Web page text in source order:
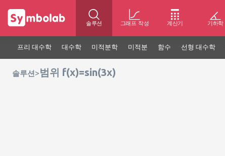
솔루션 그래프 작성 계산기 기하학
프리 대수학 대수학 미적분학 미적분 함수 선형 대수학
솔루션 >범위 f(x)=sin(3x)